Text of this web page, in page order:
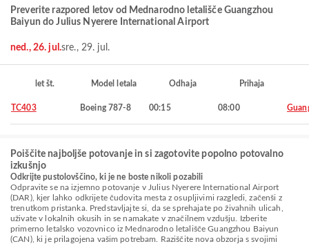
Preverite razpored letov od Mednarodno letališče Guangzhou
Baiyun do Julius Nyerere International Airport
ned., 26. jul.sre., 29. jul.
let št. Model letala Odhaja Prihaja
TC403 Boeing 787-8 00:15 08:00
Poiščite najboljše potovanje in si zagotovite popolno potovalno
izkušnjo
Odkrijte pustolovščino, ki je ne boste nikoli pozabili
Odpravite se na izjemno potovanje v Julius Nyerere International Airport
(DAR), kjer lahko odkrijete čudovita mesta z osupljivimi razgledi, začenši z
trenutkom pristanka. Predstavljajte si, da se sprehajate po živahnih ulicah,
uživate v lokalnih okusih in se namakate v značilnem vzdušju. Izberite
primerno letalsko vozovnico iz Mednarodno letališče Guangzhou Baiyun
(CAN), ki je prilagojena vašim potrebam. Raziščite nova obzorja s svojimi